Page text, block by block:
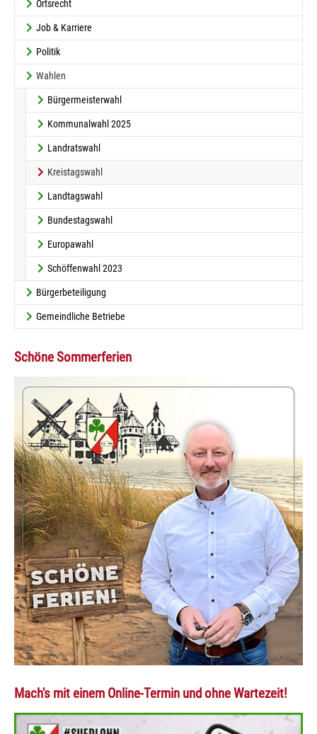
Ortsrecht
Job & Karriere
Politik
Wahlen
Bürgermeisterwahl
Kommunalwahl 2025
Landratswahl
Kreistagswahl(current)
Landtagswahl
Bundestagswahl
Europawahl
Schöffenwahl 2023
Bürgerbeteiligung
Gemeindliche Betriebe
Schöne Sommerferien
Mach's mit einem Online-Termin und ohne Wartezeit!